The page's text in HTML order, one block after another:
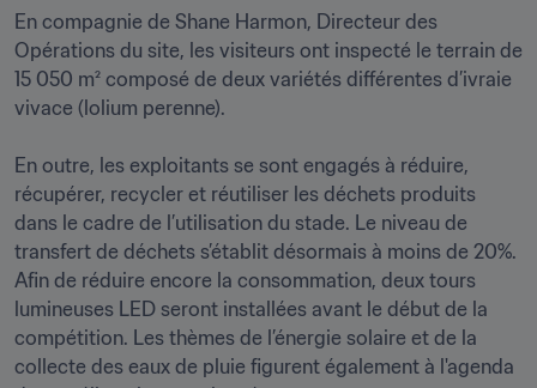
En compagnie de Shane Harmon, Directeur des
Opérations du site, les visiteurs ont inspecté le terrain de
15 050 m² composé de deux variétés différentes d’ivraie
vivace (lolium perenne).
En outre, les exploitants se sont engagés à réduire,
récupérer, recycler et réutiliser les déchets produits
dans le cadre de l’utilisation du stade. Le niveau de
transfert de déchets s’établit désormais à moins de 20%.
Afin de réduire encore la consommation, deux tours
lumineuses LED seront installées avant le début de la
compétition. Les thèmes de l’énergie solaire et de la
collecte des eaux de pluie figurent également à l'agenda